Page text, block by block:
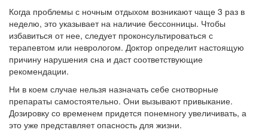
Когда проблемы с ночным отдыхом возникают чаще 3 раз в
неделю, это указывает на наличие бессонницы. Чтобы
избавиться от нее, следует проконсультироваться с
терапевтом или неврологом. Доктор определит настоящую
причину нарушения сна и даст соответствующие
рекомендации.
Ни в коем случае нельзя назначать себе снотворные
препараты самостоятельно. Они вызывают привыкание.
Дозировку со временем придется понемногу увеличивать, а
это уже представляет опасность для жизни.